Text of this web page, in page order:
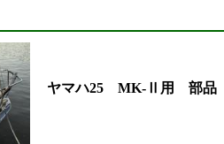
ヤマハ25 MK-Ⅱ用 部品